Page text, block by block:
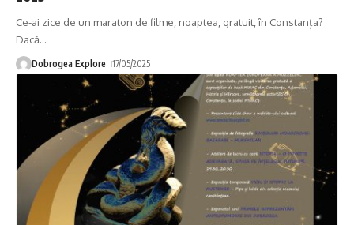
Ce-ai zice de un maraton de filme, noaptea, gratuit, în Constanța?
Dacă…
Dobrogea Explore 17/05/2025